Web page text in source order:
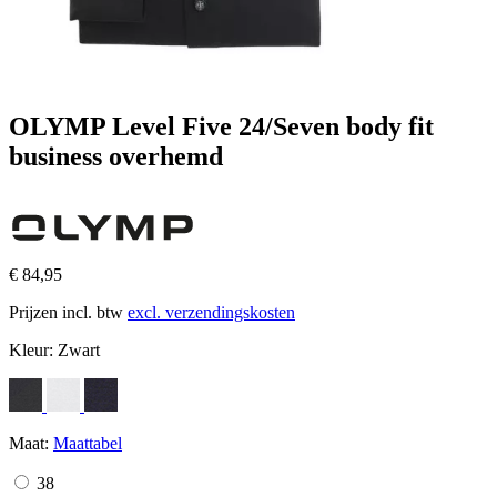
OLYMP Level Five 24/Seven body fit
business overhemd
€ 84,95
Prijzen incl. btw excl. verzendingskosten
Kleur: Zwart
Maat: Maattabel
38